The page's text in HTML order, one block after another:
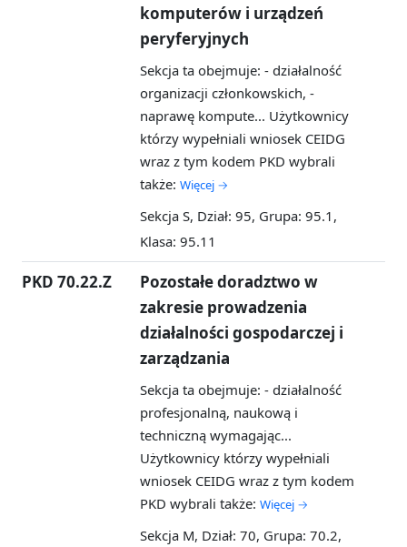
komputerów i urządzeń
peryferyjnych
Sekcja ta obejmuje: - działalność
organizacji członkowskich, -
naprawę kompute... Użytkownicy
którzy wypełniali wniosek CEIDG
wraz z tym kodem PKD wybrali
także: Więcej →
Sekcja S, Dział: 95, Grupa: 95.1,
Klasa: 95.11
PKD 70.22.Z
Pozostałe doradztwo w
zakresie prowadzenia
działalności gospodarczej i
zarządzania
Sekcja ta obejmuje: - działalność
profesjonalną, naukową i
techniczną wymagając...
Użytkownicy którzy wypełniali
wniosek CEIDG wraz z tym kodem
PKD wybrali także: Więcej →
Sekcja M, Dział: 70, Grupa: 70.2,